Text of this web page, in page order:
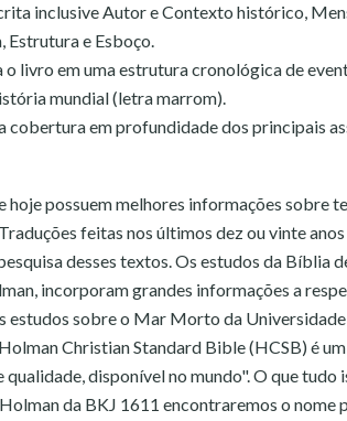
inclusive Autor e Contexto histórico,
e Esboço.
o livro em uma estrutura cronológica de
mundial (letra marrom).
cobertura em profundidade dos principais
hoje possuem melhores informações sobre
feitas nos últimos dez ou vinte
desses textos. Os estudos da Bíblia
incorporam grandes informações a
estudos sobre o Mar Morto da
Christian Standard Bible (HCSB) é
disponível no mundo". O que tudo
da BKJ 1611 encontraremos o nome